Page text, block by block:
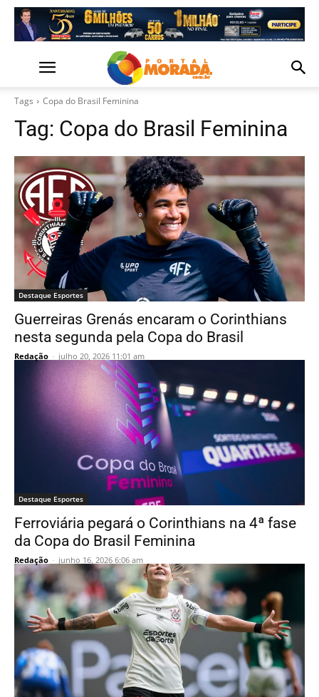
Tags Copa do Brasil Feminina
Tag: Copa do Brasil Feminina
Destaque Esportes
Guerreiras Grenás encaram o Corinthians
nesta segunda pela Copa do Brasil
Redação - julho 20, 2026 11:01 am
Destaque Esportes
Ferroviária pegará o Corinthians na 4ª fase
da Copa do Brasil Feminina
Redação - junho 16, 2026 6:06 am